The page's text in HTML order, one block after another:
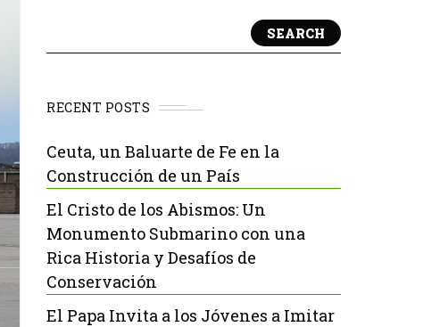
SEARCH
RECENT POSTS
Ceuta, un Baluarte de Fe en la
Construcción de un País
El Cristo de los Abismos: Un
Monumento Submarino con una
Rica Historia y Desafíos de
Conservación
El Papa Invita a los Jóvenes a Imitar